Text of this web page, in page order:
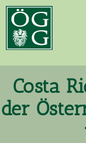
Costa
der